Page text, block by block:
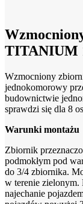
TITANIUM
Wzmocniony
jednokomorowy
budownictwie
sprawdzi się dla 8
Warunki montażu
Zbiornik
podmokłym pod
do 3/4 zbiornika.
w terenie zielonym.
najechanie